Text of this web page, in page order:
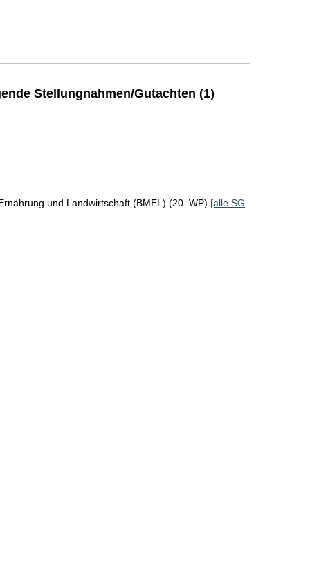
Stellungnahmen/Gutachten (1)
und Landwirtschaft (BMEL) (20. WP) [alle SG